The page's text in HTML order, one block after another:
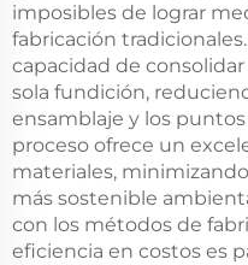
imposibles de lograr
fabricación
capacidad de
sola fundición,
ensamblaje y los puntos
proceso ofrece un
materiales,
más sostenible
con los métodos de
eficiencia en costos es